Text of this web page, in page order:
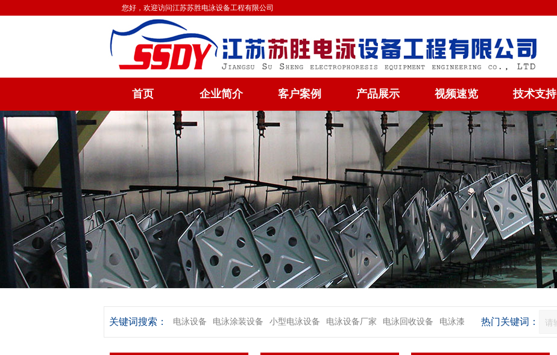
您好，欢迎访问江苏苏胜电泳设备工程有限公司
首页 企业简介 客户案例 产品展示 视频速览 技术支持
关键词搜索： 电泳设备 电泳涂装设备 小型电泳设备 电泳设备厂家 电泳回收设备 电泳漆 热门关键词：